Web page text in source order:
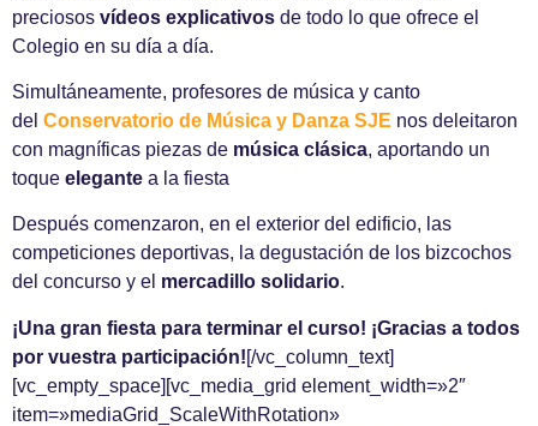
preciosos vídeos explicativos de todo lo que ofrece el
Colegio en su día a día.
Simultáneamente, profesores de música y canto
del Conservatorio de Música y Danza SJE nos deleitaron
con magníficas piezas de música clásica, aportando un
toque elegante a la fiesta
Después comenzaron, en el exterior del edificio, las
competiciones deportivas, la degustación de los bizcochos
del concurso y el mercadillo solidario.
¡Una gran fiesta para terminar el curso! ¡Gracias a todos
por vuestra participación![/vc_column_text]
[vc_empty_space][vc_media_grid element_width=»2″
item=»mediaGrid_ScaleWithRotation»